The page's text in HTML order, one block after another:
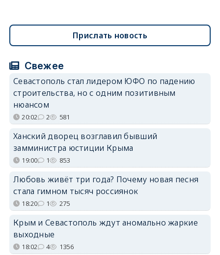
Прислать новость
Свежее
Севастополь стал лидером ЮФО по падению
строительства, но с одним позитивным
нюансом
20:02 2 581
Ханский дворец возглавил бывший
замминистра юстиции Крыма
19:00 1 853
Любовь живёт три года? Почему новая песня
стала гимном тысяч россиянок
18:20 1 275
Крым и Севастополь ждут аномально жаркие
выходные
18:02 4 1356